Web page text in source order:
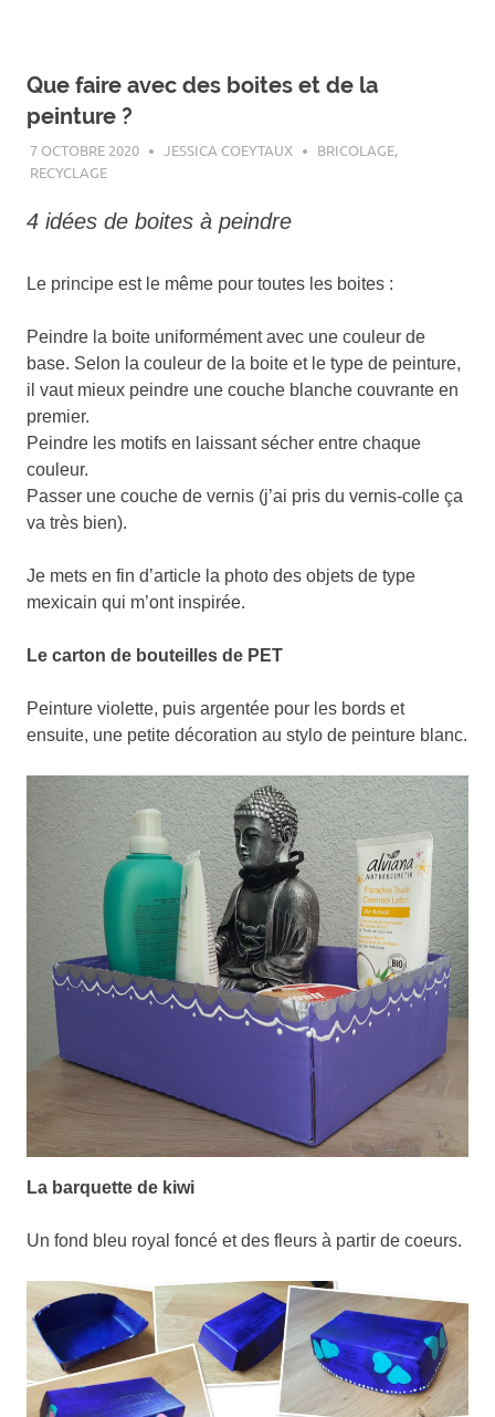
Que faire avec des boites et de la
peinture ?
7 OCTOBRE 2020 JESSICA COEYTAUX BRICOLAGE,
RECYCLAGE
4 idées de boites à peindre
Le principe est le même pour toutes les boites :
Peindre la boite uniformément avec une couleur de
base. Selon la couleur de la boite et le type de peinture,
il vaut mieux peindre une couche blanche couvrante en
premier.
Peindre les motifs en laissant sécher entre chaque
couleur.
Passer une couche de vernis (j’ai pris du vernis-colle ça
va très bien).
Je mets en fin d’article la photo des objets de type
mexicain qui m’ont inspirée.
Le carton de bouteilles de PET
Peinture violette, puis argentée pour les bords et
ensuite, une petite décoration au stylo de peinture blanc.
La barquette de kiwi
Un fond bleu royal foncé et des fleurs à partir de coeurs.